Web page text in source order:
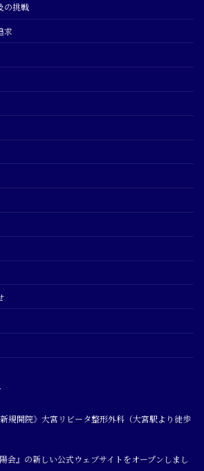
の挑戦
求
規開院》大宮リビータ整形外科（大宮駅より徒歩
会』の新しい公式ウェブサイトをオープンしまし